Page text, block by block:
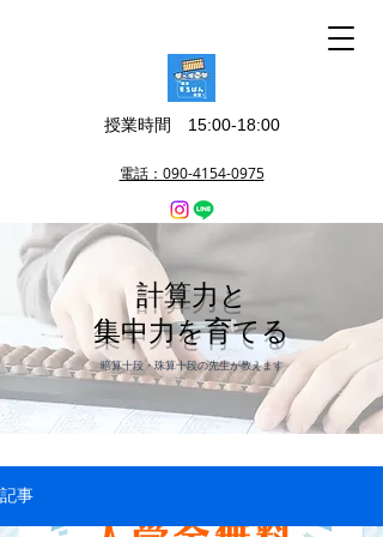
授業時間 15:00-18:00
電話：090-4154-0975
​計算力と
集中力を育てる
​暗算十段・珠算十段の先生が教えます
記事